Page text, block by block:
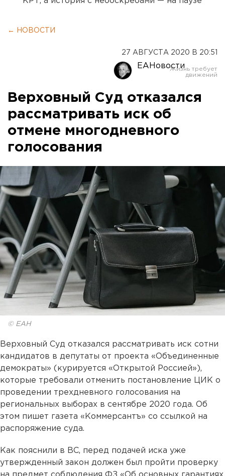
← НОВОСТИ
27 АВГУСТА 2020 В 20:51
ЕАНовости
Верховный Суд отказался
рассматривать иск об
отмене многодневного
голосования
© ЕАН
Верховный Суд отказался рассматривать иск сотни
кандидатов в депутаты от проекта «Объединенные
демократы» (курируется «Открытой Россией»),
которые требовали отменить постановление ЦИК о
проведении трехдневного голосования на
региональных выборах в сентябре 2020 года. Об
этом пишет газета «Коммерсантъ» со ссылкой на
распоряжение суда.
Как пояснили в ВС, перед подачей иска уже
утвержденный закон должен был пройти проверку